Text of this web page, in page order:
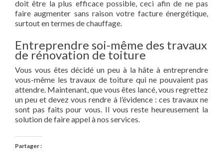
doit être la plus efficace possible, ceci afin de ne pas
faire augmenter sans raison votre facture énergétique,
surtout en termes de chauffage.
Entreprendre soi-même des travaux
de rénovation de toiture
Vous vous êtes décidé un peu à la hâte à entreprendre
vous-même les travaux de toiture qui ne pouvaient pas
attendre. Maintenant, que vous êtes lancé, vous regrettez
un peu et devez vous rendre à l’évidence : ces travaux ne
sont pas faits pour vous. Il vous reste heureusement la
solution de faire appel à nos services.
Partager :